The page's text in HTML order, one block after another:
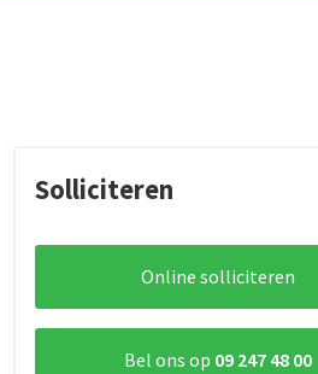
Solliciteren
Online solliciteren
Bel ons op 09 247 48 00